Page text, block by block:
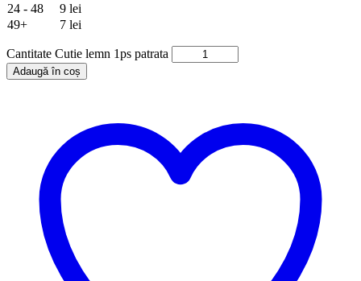
24 - 48
9 lei
49+
7 lei
Cantitate Cutie lemn 1ps patrata
Adaugă în coș